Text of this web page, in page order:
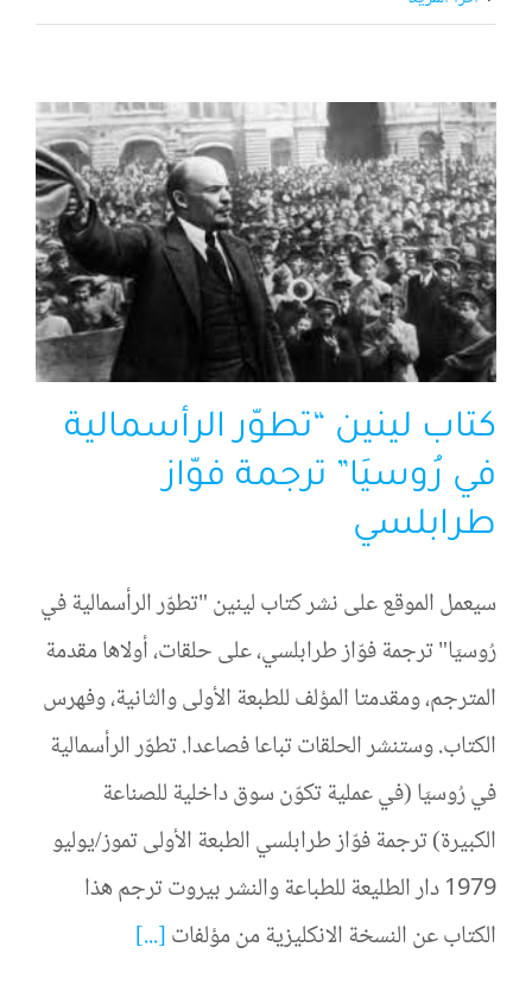
كتاب لينين “تطوّر الرأسمالية
في رُوسيَا” ترجمة فوّاز
طرابلسي
سيعمل الموقع على نشر كتاب لينين "تطوّر الرأسمالية في
رُوسيَا" ترجمة فوّاز طرابلسي، على حلقات، أولاها مقدمة
المترجم، ومقدمتا المؤلف للطبعة الأولى والثانية، وفهرس
الكتاب. وستنشر الحلقات تباعا فصاعدا. تطوّر الرأسمالية
في رُوسيَا (في عملية تكوّن سوق داخلية للصناعة
الكبيرة) ترجمة فوّاز طرابلسي الطبعة الأولى تموز/يوليو
1979 دار الطليعة للطباعة والنشر بيروت ترجم هذا
الكتاب عن النسخة الانكليزية من مؤلفات[...]